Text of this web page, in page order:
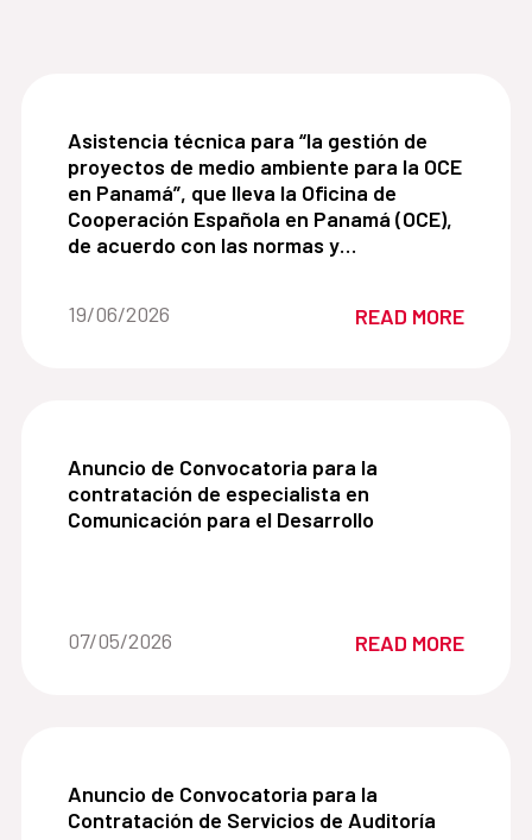
Asistencia técnica para “la gestión de proyectos
Asistencia técnica para “la gestión de
proyectos de medio ambiente para la OCE
en Panamá”, que lleva la Oficina de
Cooperación Española en Panamá (OCE),
de acuerdo con las normas y
Desarrollo (AECID).
Date of the news::
19/06/2026 READ MORE
Anuncio de Convocatoria para la contratación
Anuncio de Convocatoria para la
contratación de especialista en
Comunicación para el Desarrollo
Date of the news::
07/05/2026 READ MORE
Anuncio de Convocatoria para la Contratación
Anuncio de Convocatoria para la
Contratación de Servicios de Auditoría